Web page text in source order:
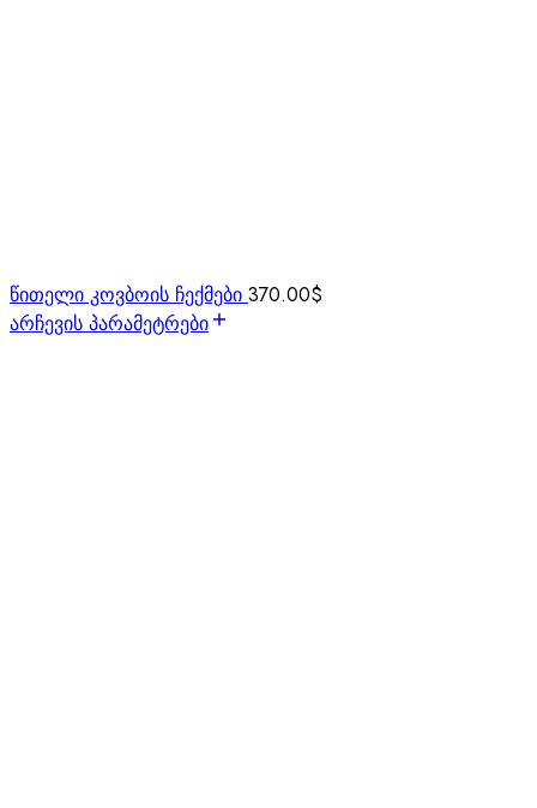
წითელი კოვბოის ჩექმები 370.00$
არჩევის პარამეტრები